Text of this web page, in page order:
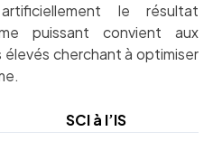
le résultat
puissant convient aux
cherchant à optimiser
SCI à l’IS